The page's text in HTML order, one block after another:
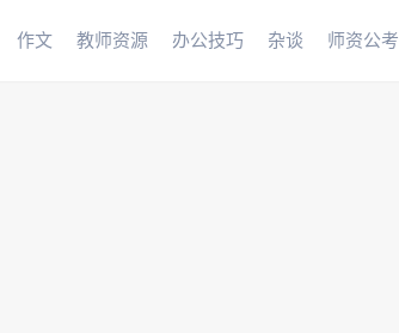
作文 教师资源 办公技巧 杂谈 师资公考